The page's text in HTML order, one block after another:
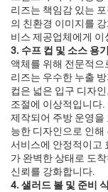
리즈는 책임감 있는
의 친환경 이미지를
비스 제공업체에게
3. 수프 컵 및 소스 용
액체를 위해 전문적으
리즈는 우수한 누출
컵은 넓은 입구 디자
조절에 이상적입니다.
제작되어 주방 운영을
능한 디자인으로 인
서비스에 안정적이고
가 완벽한 상태로 도
신뢰를 강화합니다.
4. 샐러드 볼 및 준비